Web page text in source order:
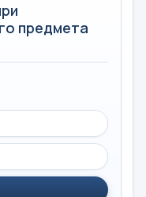
предмета